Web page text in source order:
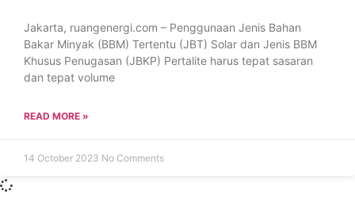
Jakarta, ruangenergi.com – Penggunaan Jenis Bahan
Bakar Minyak (BBM) Tertentu (JBT) Solar dan Jenis BBM
Khusus Penugasan (JBKP) Pertalite harus tepat sasaran
dan tepat volume
READ MORE »
14 October 2023 No Comments